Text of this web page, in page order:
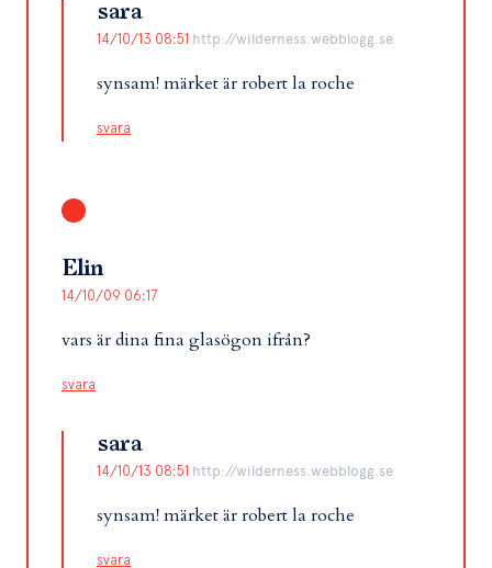
sara
14/10/13 08:51 http://wilderness.webblogg.se
synsam! märket är robert la roche
svara
Elin
14/10/09 06:17
vars är dina fina glasögon ifrån?
svara
sara
14/10/13 08:51 http://wilderness.webblogg.se
synsam! märket är robert la roche
svara